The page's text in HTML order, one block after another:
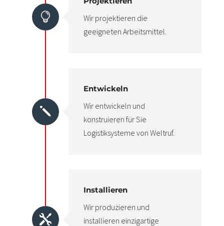

Wir projektieren die
geeigneten Arbeitsmittel.
j
Entwickeln
Wir entwickeln und
konstruieren für Sie
Logistiksysteme von Weltruf.

Installieren
Wir produzieren und
installieren einzigartige